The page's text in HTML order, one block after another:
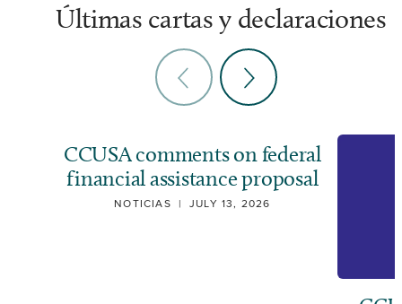
Últimas cartas y declaraciones
CCUSA comments on federal
financial assistance proposal
NOTICIAS | JULY 13, 2026